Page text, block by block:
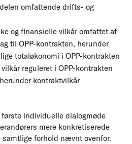
omfattende drifts- og
og finansielle vilkår omfattet af
til OPP-kontrakten, herunder
totaløkonomi i OPP-kontrakten
reguleret i OPP-kontrakten
kontraktvilkår
individuelle dialogmøde
mere konkretiserede
forhold nævnt ovenfor.